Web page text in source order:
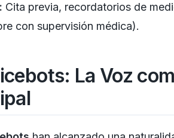
Cita previa, recordatorios de
con supervisión médica).
La Voz